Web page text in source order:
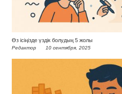
Өз ісіңізде үздік болудың 5 жолы
Редактор 10 сентября, 2025